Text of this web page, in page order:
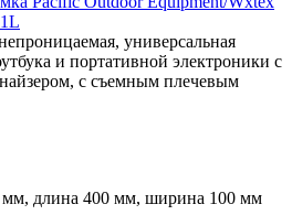
универсальная
и портативной электроники с
с съемным плечевым
мм, длина 400 мм, ширина 100 мм